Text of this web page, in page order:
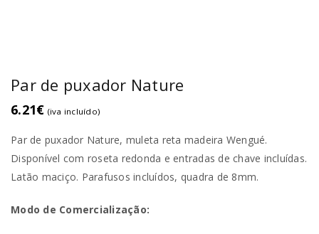
Par de puxador Nature
6.21€ (iva incluído)
Par de puxador Nature, muleta reta madeira Wengué.
Disponível com roseta redonda e entradas de chave incluídas.
Latão maciço. Parafusos incluídos, quadra de 8mm.
Modo de Comercialização: